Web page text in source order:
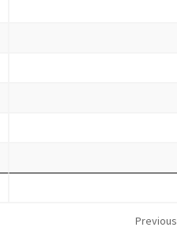
Previous